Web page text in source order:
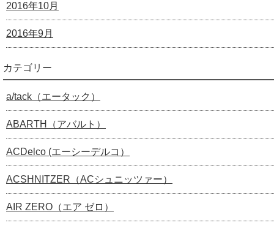
2016年10月
2016年9月
カテゴリー
a/tack（エータック）
ABARTH（アバルト）
ACDelco (エーシーデルコ）
ACSHNITZER（ACシュニッツァー）
AIR ZERO（エア ゼロ）